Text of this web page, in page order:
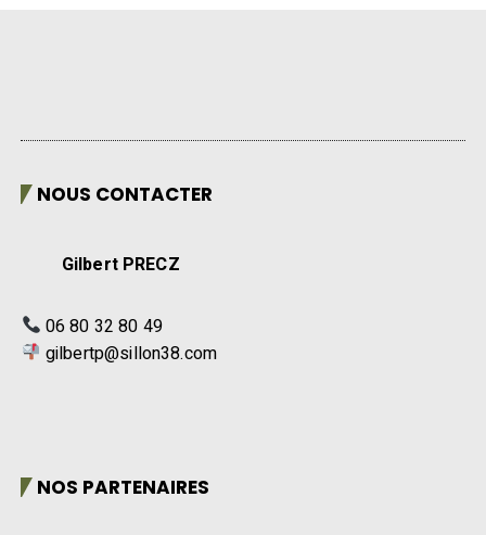
NOUS CONTACTER
Gilbert PRECZ
06 80 32 80 49
gilbertp@sillon38.com
NOS PARTENAIRES